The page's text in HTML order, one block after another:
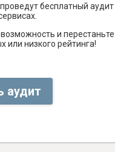
бесплатный
и
или низкого рейтинга!
аудит